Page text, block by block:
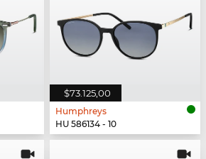
$73.125,00
Humphreys
HU 586134 - 10